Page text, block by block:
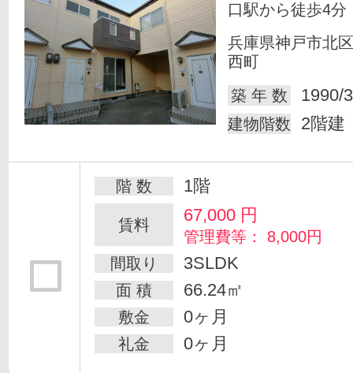
口駅から徒歩4分
兵庫県神戸市北
西町
築 年 数
1990/
建物階数 2階建
階 数 1階
賃料 67,000 円
管理費等： 8,000円
間取り
3SLDK
面 積 66.24㎡
敷金 0ヶ月
礼金 0ヶ月